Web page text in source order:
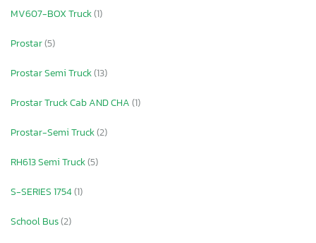
MV607-BOX Truck(1)
Prostar(5)
Prostar Semi Truck(13)
Prostar Truck Cab AND CHA(1)
Prostar-Semi Truck(2)
RH613 Semi Truck(5)
S-SERIES 1754(1)
School Bus(2)